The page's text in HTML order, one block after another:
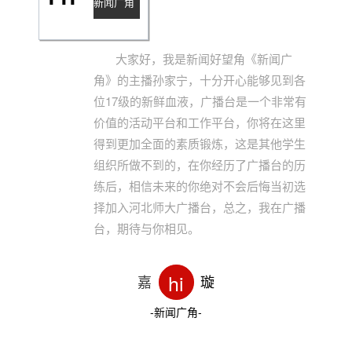
大家好，我是新闻好望角《新闻广
角》的主播孙家宁，十分开心能够见到各
位17级的新鲜血液，广播台是一个非常有
价值的活动平台和工作平台，你将在这里
得到更加全面的素质锻炼，这是其他学生
组织所做不到的，在你经历了广播台的历
练后，相信未来的你绝对不会后悔当初选
择加入河北师大广播台，总之，我在广播
台，期待与你相见。
嘉 hi 璇
-新闻广角-